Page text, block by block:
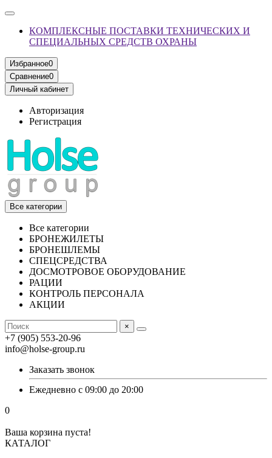
КОМПЛЕКСНЫЕ ПОСТАВКИ ТЕХНИЧЕСКИХ И
СПЕЦИАЛЬНЫХ СРЕДСТВ ОХРАНЫ
Избранное0
Сравнение0
Личный кабинет
Авторизация
Регистрация
Все категории
Все категории
БРОНЕЖИЛЕТЫ
БРОНЕШЛЕМЫ
СПЕЦСРЕДСТВА
ДОСМОТРОВОЕ ОБОРУДОВАНИЕ
РАЦИИ
КОНТРОЛЬ ПЕРСОНАЛА
АКЦИИ
×
+7 (905) 553-20-96
info@holse-group.ru
Заказать звонок
Ежедневно с 09:00 до 20:00
0
Ваша корзина пуста!
КАТАЛОГ